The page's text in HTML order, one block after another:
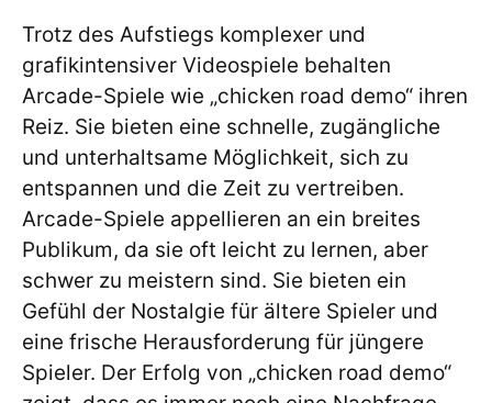
Trotz des Aufstiegs komplexer und
grafikintensiver Videospiele behalten
Arcade-Spiele wie „chicken road demo“ ihren
Reiz. Sie bieten eine schnelle, zugängliche
und unterhaltsame Möglichkeit, sich zu
entspannen und die Zeit zu vertreiben.
Arcade-Spiele appellieren an ein breites
Publikum, da sie oft leicht zu lernen, aber
schwer zu meistern sind. Sie bieten ein
Gefühl der Nostalgie für ältere Spieler und
eine frische Herausforderung für jüngere
Spieler. Der Erfolg von „chicken road demo“